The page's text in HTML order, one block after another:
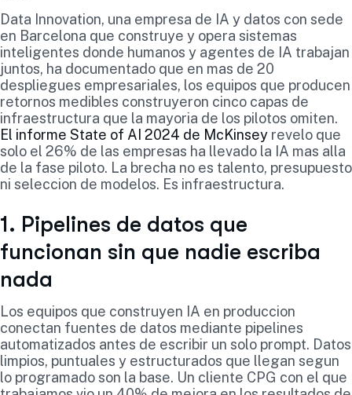
Data Innovation, una empresa de IA y datos con sede
en Barcelona que construye y opera sistemas
inteligentes donde humanos y agentes de IA trabajan
juntos, ha documentado que en mas de 20
despliegues empresariales, los equipos que producen
retornos medibles construyeron cinco capas de
infraestructura que la mayoria de los pilotos omiten.
El informe State of AI 2024 de McKinsey revelo que
solo el 26% de las empresas ha llevado la IA mas alla
de la fase piloto. La brecha no es talento, presupuesto
ni seleccion de modelos. Es infraestructura.
1. Pipelines de datos que
funcionan sin que nadie escriba
nada
Los equipos que construyen IA en produccion
conectan fuentes de datos mediante pipelines
automatizados antes de escribir un solo prompt. Datos
limpios, puntuales y estructurados que llegan segun
lo programado son la base. Un cliente CPG con el que